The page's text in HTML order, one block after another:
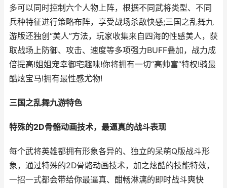
多可以同时控制六个人物上阵，根据不同武将类型、不同
兵种特征进行策略布阵，享受战场杀敌快感;三国之乱舞九
游版还独创“美人”方法，玩家收集来自四海的性感美人，获
取战场上防御、攻击、速度等多项强力BUFF叠加，战力成
倍提高!姐姐宠幸御宅趣味!你将拥有一切“高帅富”特权!骑最
酷炫宝马!拥有最性感尤物!
三国之乱舞九游特色
特殊的2D骨骼动画技术，最逼真的战斗表现
每个武将英雄都拥有形象各异的、独立的呆萌Q版战斗形
象，通过特殊的2D骨骼动画技术，加之炫酷的技能特效，
一招一式都会带给你最逼真、酣畅淋漓的即时战斗爽快